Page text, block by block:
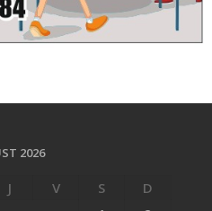
2026
J V S
D